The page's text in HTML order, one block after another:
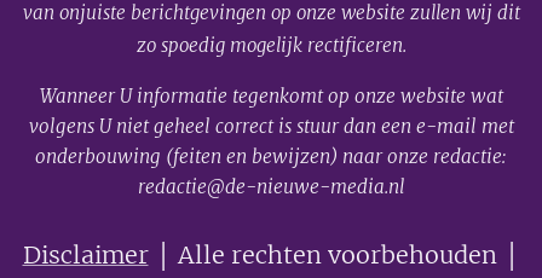
van onjuiste berichtgevingen op onze website zullen wij dit
zo spoedig mogelijk rectificeren.
Wanneer U informatie tegenkomt op onze website wat
volgens U niet geheel correct is stuur dan een e-mail met
onderbouwing (feiten en bewijzen) naar onze redactie:
redactie@de-nieuwe-media.nl
Disclaimer│ Alle rechten voorbehouden │